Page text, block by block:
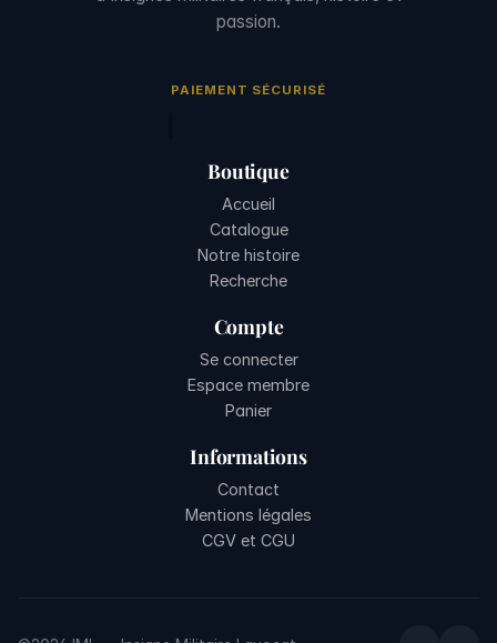
passion.
PAIEMENT SÉCURISÉ
Boutique
Accueil
Catalogue
Notre histoire
Recherche
Compte
Se connecter
Espace membre
Panier
Informations
Contact
Mentions légales
CGV et CGU